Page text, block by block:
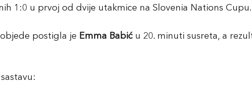
1:0 u prvoj od dvije utakmice na Slovenia Nations Cupu.
postigla je Emma Babiću 20. minuti susreta, a